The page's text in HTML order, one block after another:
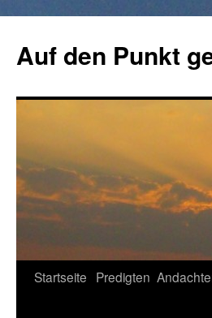
springen
Auf den Punkt
Startseite Predigten